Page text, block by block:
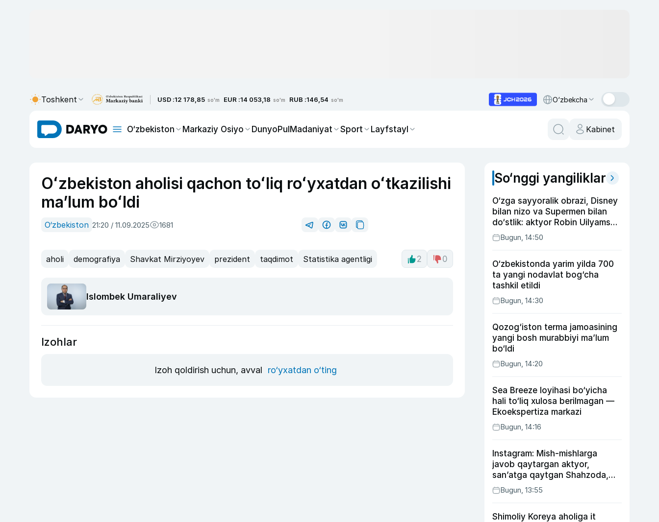
Toshkent USD :12 178,85 so'm EUR :14 053,18 so'm RUB :146,54 so'm O‘zbekcha
O‘zbekiston Markaziy Osiyo DunyoPulMadaniyat Sport Layfstayl Kabinet
Oʻzbekiston aholisi qachon toʻliq roʻyxatdan oʻtkazilishi
maʼlum boʻldi
O‘zbekiston 21:20 / 11.09.2025 1681
aholi demografiya Shavkat Mirziyoyev prezident taqdimot Statistika agentligi 2 0
Islombek Umaraliyev
Izohlar
Izoh qoldirish uchun, avval ro‘yxatdan o‘ting
So‘nggi yangiliklar
O‘zga sayyoralik obrazi, Disney
bilan nizo va Supermen bilan
do‘stlik: aktyor Robin Uilyams
haqida ko‘pchilik bilmaydigan
faktlar
Bugun, 14:50
O‘zbekistonda yarim yilda 700
ta yangi nodavlat bog‘cha
tashkil etildi
Bugun, 14:30
Qozog‘iston terma jamoasining
yangi bosh murabbiyi ma’lum
bo‘ldi
Bugun, 14:20
Sea Breeze loyihasi bo‘yicha
hali to‘liq xulosa berilmagan —
Ekoekspertiza markazi
Bugun, 14:16
Instagram: Mish-mishlarga
javob qaytargan aktyor,
san’atga qaytgan Shahzoda,
yo‘lga asfalt yotqizgan
Jahongir Otajonov
Bugun, 13:55
Shimoliy Koreya aholiga it